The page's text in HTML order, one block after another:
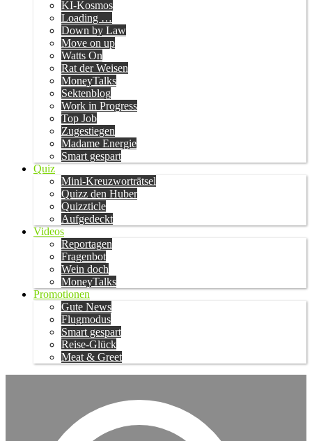
KI-Kosmos
Loading …
Down by Law
Move on up
Watts On
Rat der Weisen
MoneyTalks
Sektenblog
Work in Progress
Top Job
Zugestiegen
Madame Energie
Smart gespart
Quiz
Mini-Kreuzworträtsel
Quizz den Huber
Quizzticle
Aufgedeckt
Videos
Reportagen
Fragenbot
Wein doch
MoneyTalks
Promotionen
Gute News
Flugmodus
Smart gespart
Reise-Glück
Meat & Greet